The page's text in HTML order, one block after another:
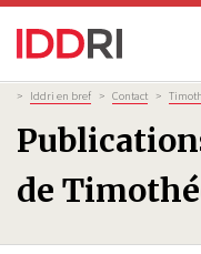
Aller
au
contenu
principal
de
Fil
d'Ariane
> Iddri en bref > Contact >